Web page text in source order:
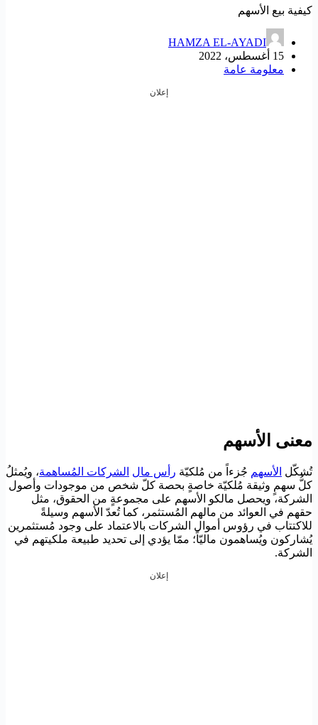
كيفية بيع الأسهم
HAMZA EL-AYADI
15 أغسطس، 2022
معلومة عامة
إعلان
معنى الأسهم
تُشكّل الأسهم جُزءاً من مُلكيّة رأس مال الشركات المُساهمة، ويُمثلُ
كلُّ سهمٍ وثيقة مُلكيّة خاصةٍ بحصة كلّ شخص من موجودات وأصول
الشركة، ويحصل مالكو الأسهم على مجموعةٍ من الحقوق، مثل
حقهم في العوائد من مالهم المُستثمر، كما تُعدّ الأسهم وسيلةً
للاكتتاب في رؤوس أموال الشركات بالاعتماد على وجود مُستثمرين
يُشاركون ويُساهمون ماليّاً؛ ممّا يؤدي إلى تحديد طبيعة ملكيتهم في
الشركة.
إعلان